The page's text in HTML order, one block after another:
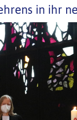
in ihr